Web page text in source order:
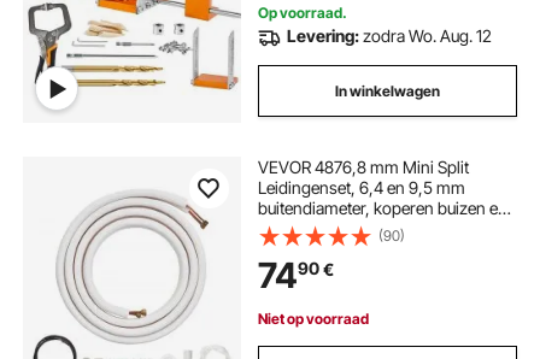
Op voorraad.
Levering:zodra Wo. Aug. 12
In winkelwagen
VEVOR 4876,8 mm Mini Split
Leidingenset, 6,4 en 9,5 mm
buitendiameter, koperen buizen en
drievoudige isolatie, voor
airconditioning- of
warmtepompsystemen en HVAC-
systemen met uitgebreide
accessoires.
(90)
7490€
Niet op voorraad